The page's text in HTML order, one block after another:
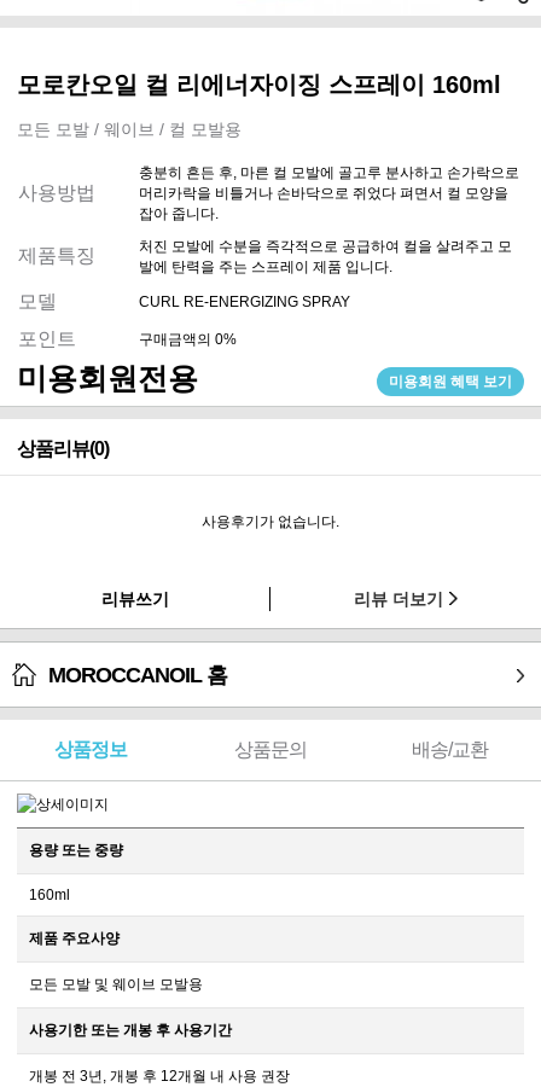
모로칸오일 컬 리에너자이징 스프레이 160ml
모든 모발 / 웨이브 / 컬 모발용
사용방법
충분히 흔든 후, 마른 컬 모발에 골고루 분사하고 손가락으로
머리카락을 비틀거나 손바닥으로 쥐었다 펴면서 컬 모양을
잡아 줍니다.
제품특징
처진 모발에 수분을 즉각적으로 공급하여 컬을 살려주고 모
발에 탄력을 주는 스프레이 제품 입니다.
모델 CURL RE-ENERGIZING SPRAY
포인트 구매금액의 0%
미용회원전용 미용회원 혜택 보기
상품리뷰(0)
사용후기가 없습니다.
리뷰쓰기 리뷰 더보기
MOROCCANOIL 홈
상품정보 상품문의 배송/교환
용량 또는 중량
160ml
제품 주요사양
모든 모발 및 웨이브 모발용
사용기한 또는 개봉 후 사용기간
개봉 전 3년, 개봉 후 12개월 내 사용 권장